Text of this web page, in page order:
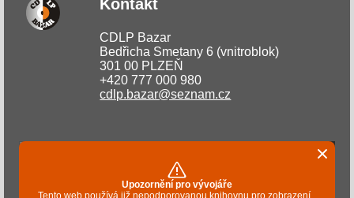
Kontakt
CDLP Bazar
Bedřicha Smetany 6 (vnitroblok)
301 00 PLZEŇ
+420 777 000 980
cdlp.bazar@seznam.cz